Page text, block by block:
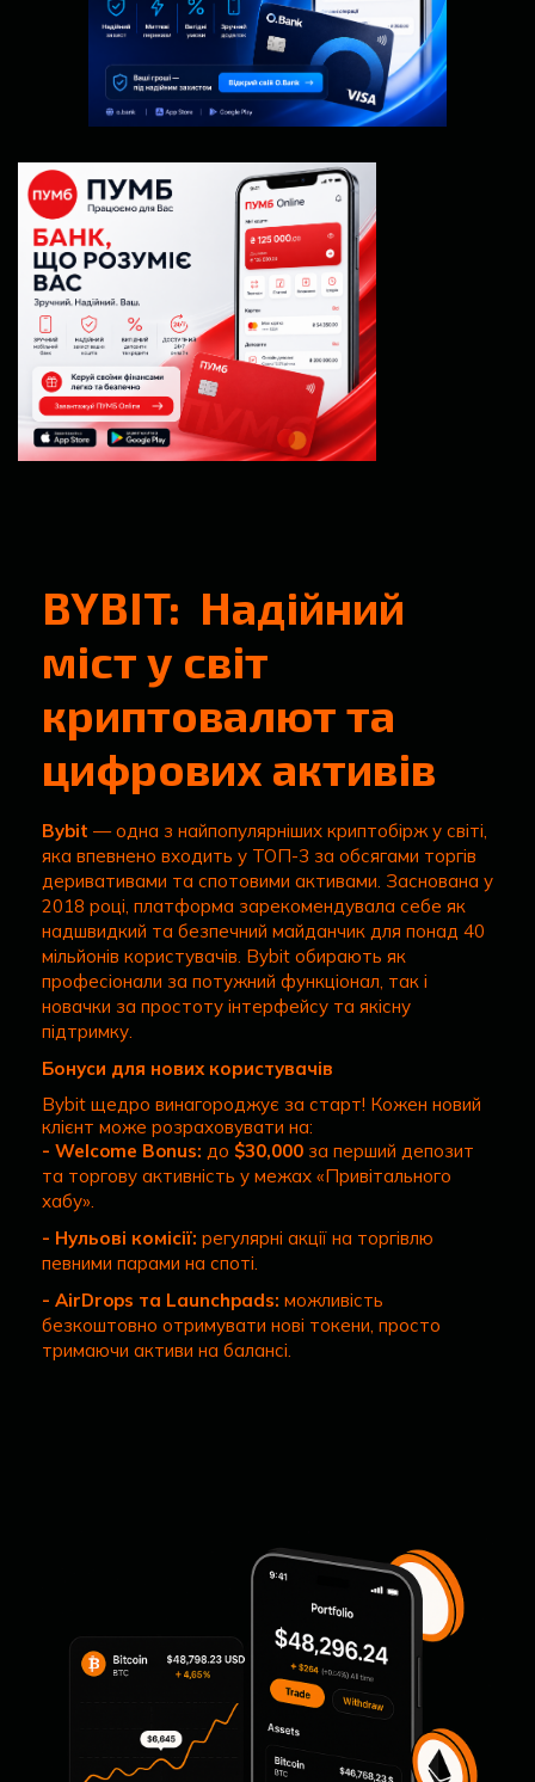
BYBIT: Надійний
міст у світ
криптовалют та
цифрових активів
Bybit — одна з найпопулярніших криптобірж у світі,
яка впевнено входить у ТОП-3 за обсягами торгів
деривативами та спотовими активами. Заснована у
2018 році, платформа зарекомендувала себе як
надшвидкий та безпечний майданчик для понад 40
мільйонів користувачів. Bybit обирають як
професіонали за потужний функціонал, так і
новачки за простоту інтерфейсу та якісну
підтримку.
Бонуси для нових користувачів
Bybit щедро винагороджує за старт! Кожен новий
клієнт може розраховувати на:
- Welcome Bonus: до $30,000 за перший депозит
та торгову активність у межах «Привітального
хабу».
- Нульові комісії: регулярні акції на торгівлю
певними парами на споті.
- AirDrops та Launchpads: можливість
безкоштовно отримувати нові токени, просто
тримаючи активи на балансі.